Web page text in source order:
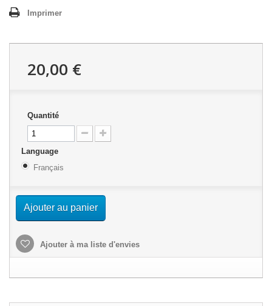
Imprimer
20,00 €
Quantité
Language
Français
Ajouter au panier
Ajouter à ma liste d'envies